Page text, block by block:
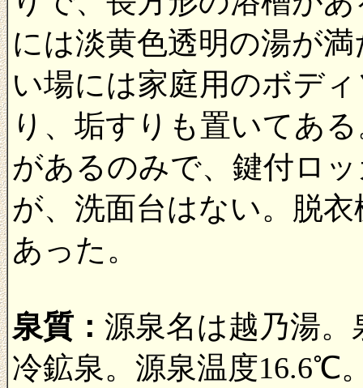
には淡黄色透明の湯が
い場には家庭用のボデ
り、垢すりも置いてあ
があるのみで、鍵付ロ
が、洗面台はない。脱
あった。
泉質： 源泉名は越乃湯
冷鉱泉。源泉温度16.6℃